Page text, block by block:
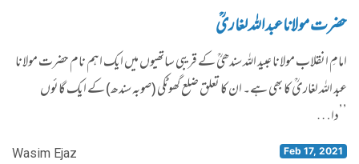
حضرت مولاناعبداللہ لغاریؒ
امامِ انقلاب مولانا عبید اللہ سندھیؒ کے قریبی ساتھیوں میں ایک اہم نام حضرت مولانا
عبد اللہ لغاریؒ کا بھی ہے۔ ان کا تعلق ضلع گھوٹکی (صوبہ سندھ) کے ایک گائوں
’’دا…
Wasim Ejaz Feb 17, 2021